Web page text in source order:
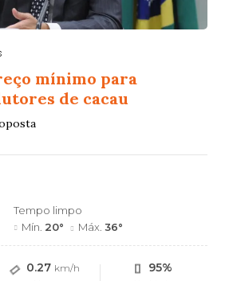
mínimo para
de cacau
Tempo limpo
Mín. 20° Máx.36°
0.27 km/h 95%